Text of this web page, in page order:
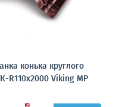
конька круглого
R110х2000 Viking MP